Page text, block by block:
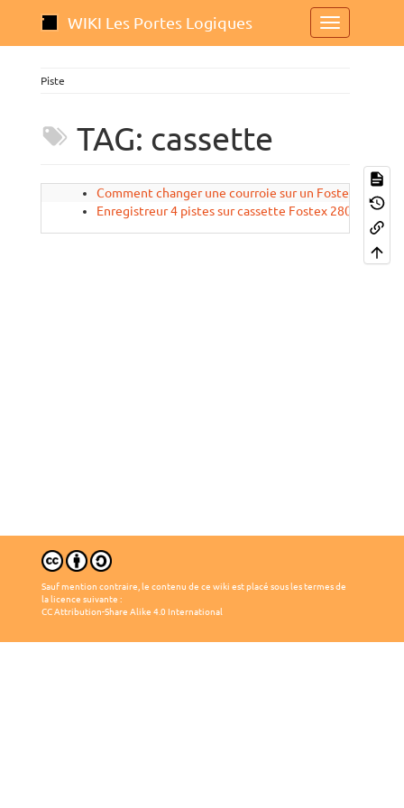
WIKI Les Portes Logiques
Piste
TAG: cassette
Comment changer une courroie sur un Fostex model
Enregistreur 4 pistes sur cassette Fostex 280
Sauf mention contraire, le contenu de ce wiki est placé sous les termes de
la licence suivante :
CC Attribution-Share Alike 4.0 International